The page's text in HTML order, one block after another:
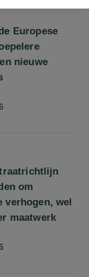
Europese
nieuwe
om
verhogen, wel
maatwerk